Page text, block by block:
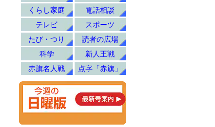
くらし家庭
電話相談
テレビ
スポーツ
たび・つり
読者の広場
科学
新人王戦
赤旗名人戦
点字「赤旗」